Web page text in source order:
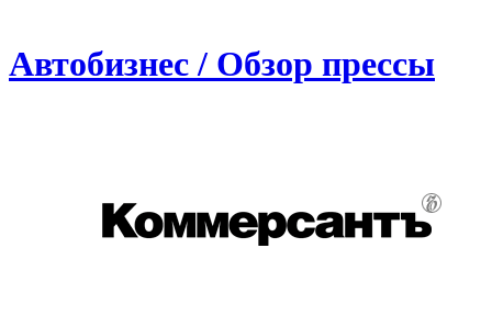
Автобизнес / Обзор прессы